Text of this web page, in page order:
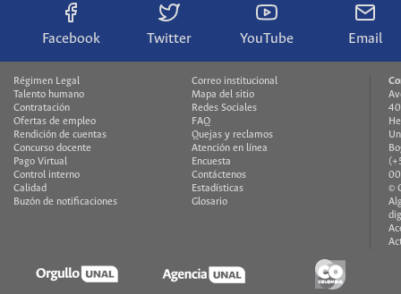
Facebook Twitter YouTube Email
Régimen Legal
Talento humano
Contratación
Ofertas de empleo
Rendición de cuentas
Concurso docente
Pago Virtual
Control interno
Calidad
Buzón de notificaciones
Correo institucional
Mapa del sitio
Redes Sociales
FAQ
Quejas y reclamos
Atención en línea
Encuesta
Contáctenos
Estadísticas
Glosario
©